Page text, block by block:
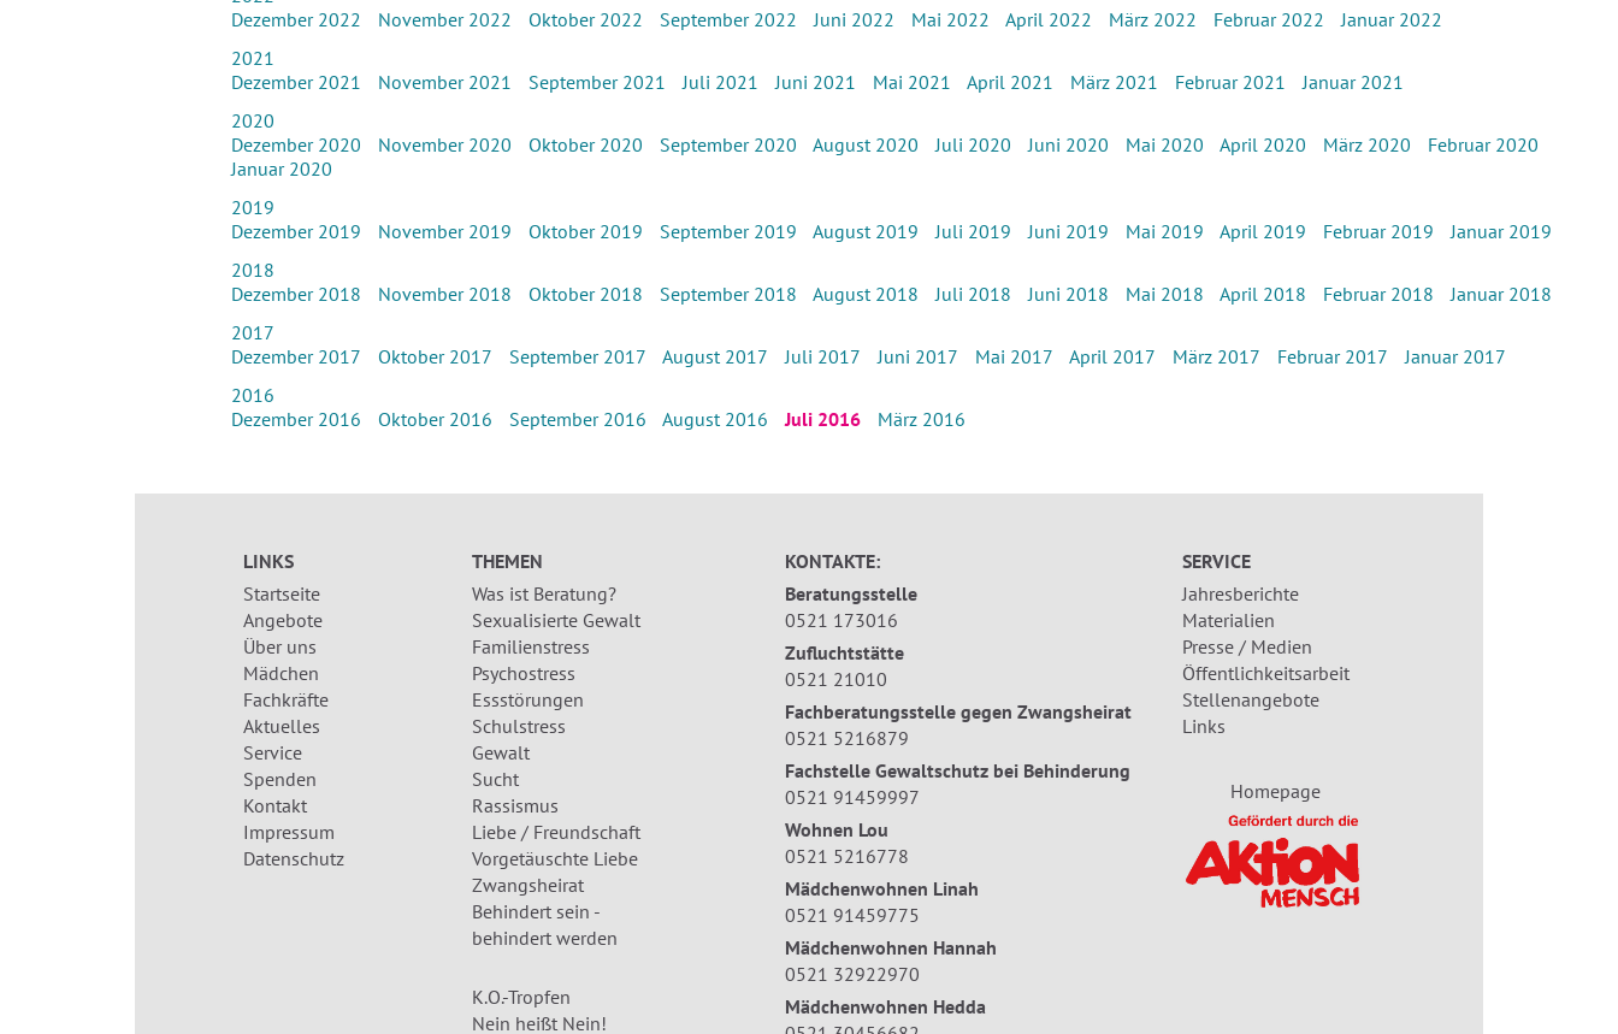
Dezember 2022
November 2022 Oktober 2022 September 2022 Juni 2022 Mai 2022 April 2022 März 2022 Februar 2022
Januar 2022
2021
Dezember 2021
November 2021 September 2021 Juli 2021 Juni 2021 Mai 2021 April 2021 März 2021 Februar 2021
Januar 2021
2020
Dezember 2020
November 2020 Oktober 2020 September 2020 August 2020 Juli 2020 Juni 2020 Mai 2020 April 2020 März 2020
Februar 2020
Januar 2020
2019
Dezember 2019
November 2019 Oktober 2019 September 2019 August 2019 Juli 2019 Juni 2019 Mai 2019 April 2019 Februar 2019
Januar 2019
2018
Dezember 2018
November 2018 Oktober 2018 September 2018 August 2018 Juli 2018 Juni 2018 Mai 2018 April 2018 Februar 2018
Januar 2018
2017
Dezember 2017
Oktober 2017 September 2017 August 2017 Juli 2017 Juni 2017 Mai 2017 April 2017 März 2017 Februar 2017
Januar 2017
2016
Dezember 2016
Oktober 2016 September 2016 August 2016 Juli 2016 März 2016
LINKS
Startseite
Angebote
Über uns
Mädchen
Fachkräfte
Aktuelles
Service
Spenden
Kontakt
Impressum
Datenschutz
THEMEN
Was ist Beratung?
Sexualisierte Gewalt
Familienstress
Psychostress
Essstörungen
Schulstress
Gewalt
Sucht
Rassismus
Liebe / Freundschaft
Vorgetäuschte Liebe
Zwangsheirat
Behindert sein -
behindert werden
K.O.-Tropfen
Nein heißt Nein!
KONTAKTE:
Beratungsstelle
0521 173016
Zufluchtstätte
0521 21010
Fachberatungsstelle gegen Zwangsheirat
0521 5216879
Fachstelle Gewaltschutz bei Behinderung
0521 91459997
Wohnen Lou
0521 5216778
Mädchenwohnen Linah
0521 91459775
Mädchenwohnen Hannah
0521 32922970
Mädchenwohnen Hedda
SERVICE
Jahresberichte
Materialien
Presse / Medien
Öffentlichkeitsarbeit
Stellenangebote
Links
Homepage